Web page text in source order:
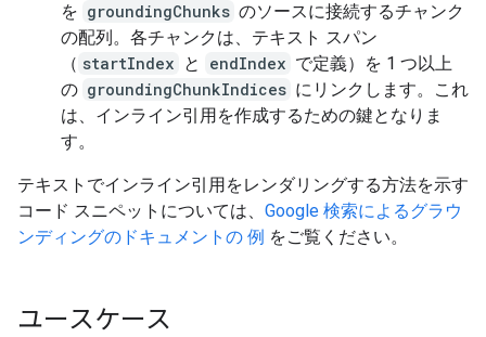
を groundingChunks のソースに接続するチャンク
の配列。各チャンクは、テキスト スパン
（ startIndex と endIndex で定義）を 1 つ以上
の groundingChunkIndices にリンクします。これ
は、インライン引用を作成するための鍵となりま
す。
テキストでインライン引用をレンダリングする方法を示す
コード スニペットについては、 Google 検索によるグラウ
ンディングのドキュメントの 例 をご覧ください。
ユースケース